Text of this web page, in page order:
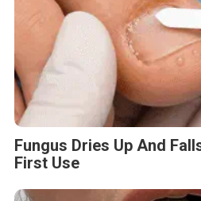
Fungus Dries Up And
First Use